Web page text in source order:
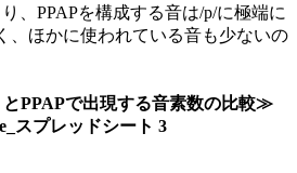
、PPAPを構成する音は/p/に極端に
、ほかに使われている音も少ないの
PPAPで出現する音素数の比較≫